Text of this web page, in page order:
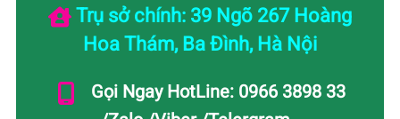
Trụ sở chính: 39 Ngõ 267 Hoàng
Hoa Thám, Ba Đình, Hà Nội
Gọi Ngay HotLine: 0966 3898 33